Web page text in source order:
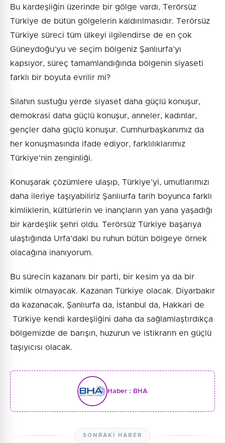
Bu kardeşliğin üzerinde bir gölge vardı, Terörsüz
Türkiye de bütün gölgelerin kaldırılmasıdır. Terörsüz
Türkiye süreci tüm ülkeyi ilgilendirse de en çok
Güneydoğu’yu ve seçim bölgeniz Şanlıurfa’yı
kapsıyor, süreç tamamlandığında bölgenin siyaseti
farklı bir boyuta evrilir mi?
Silahın sustuğu yerde siyaset daha güçlü konuşur,
demokrasi daha güçlü konuşur, anneler, kadınlar,
gençler daha güçlü konuşur. Cumhurbaşkanımız da
her konuşmasında ifade ediyor, farklılıklarımız
Türkiye’nin zenginliği.
Konuşarak çözümlere ulaşıp, Türkiye’yi, umutlarımızı
daha ileriye taşıyabiliriz Şanlıurfa tarih boyunca farklı
kimliklerin, kültürlerin ve inançların yan yana yaşadığı
bir kardeşlik şehri oldu. Terörsüz Türkiye başarıya
ulaştığında Urfa’daki bu ruhun bütün bölgeye örnek
olacağına inanıyorum.
Bu sürecin kazananı bir parti, bir kesim ya da bir
kimlik olmayacak. Kazanan Türkiye olacak. Diyarbakır
da kazanacak, Şanlıurfa da, İstanbul da, Hakkari de
Türkiye kendi kardeşliğini daha da sağlamlaştırdıkça
bölgemizde de barışın, huzurun ve istikrarın en güçlü
taşıyıcısı olacak.
Haber : BHA
SONRAKI HABER